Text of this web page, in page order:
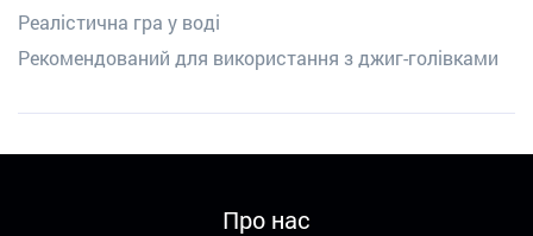
Реалістична гра у воді
Рекомендований для використання з джиг-голівками
Про нас